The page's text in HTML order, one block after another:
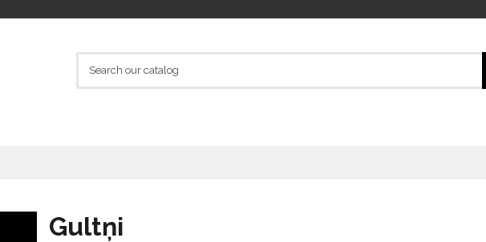
Gultņi